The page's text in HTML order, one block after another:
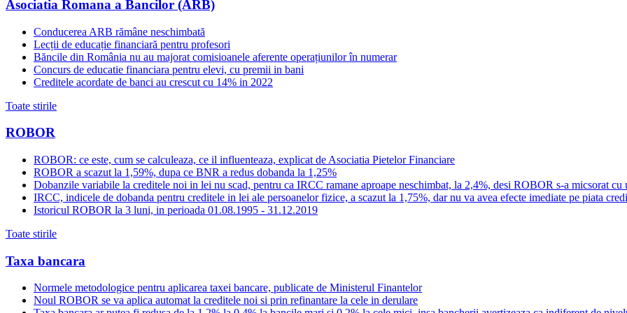
Asociatia Romana a Bancilor (ARB)
Conducerea ARB rămâne neschimbată
Lecții de educație financiară pentru profesori
Băncile din România nu au majorat comisioanele aferente operațiunilor în numerar
Concurs de educatie financiara pentru elevi, cu premii in bani
Creditele acordate de banci au crescut cu 14% in 2022
Toate stirile
ROBOR
ROBOR: ce este, cum se calculeaza, ce il influenteaza, explicat de Asociatia Pietelor Financiare
ROBOR a scazut la 1,59%, dupa ce BNR a redus dobanda la 1,25%
Dobanzile variabile la creditele noi in lei nu scad, pentru ca IRCC ramane aproape neschimbat, la 2,4%, desi ROBOR s-a micsorat cu
IRCC, indicele de dobanda pentru creditele in lei ale persoanelor fizice, a scazut la 1,75%, dar nu va avea efecte imediate pe piata
Istoricul ROBOR la 3 luni, in perioada 01.08.1995 - 31.12.2019
Toate stirile
Taxa bancara
Normele metodologice pentru aplicarea taxei bancare, publicate de Ministerul Finantelor
Noul ROBOR se va aplica automat la creditele noi si prin refinantare la cele in derulare